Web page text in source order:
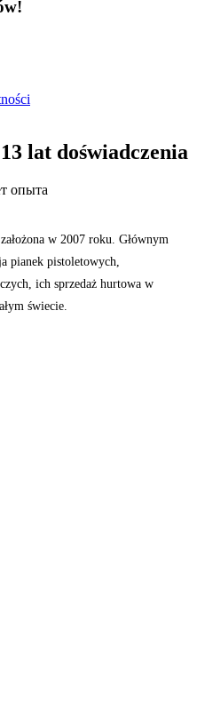
lat doświadczenia
założona w 2007 roku. Głównym
pianek pistoletowych,
ich sprzedaż hurtowa w
świecie.